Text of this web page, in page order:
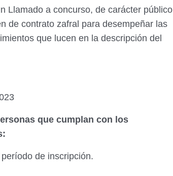
Llamado a concurso, de carácter público
de contrato zafral para desempeñar las
que lucen en la descripción del
que cumplan con los
de inscripción.